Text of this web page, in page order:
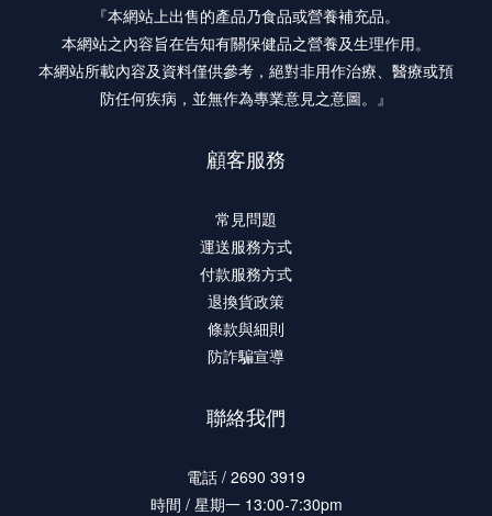
『本網站上出售的產品乃食品或營養補充品。
本網站之內容旨在告知有關保健品之營養及生理作用。
本網站所載內容及資料僅供參考，絕對非用作治療、醫療或預
防任何疾病，並無作為專業意見之意圖。』
顧客服務
常見問題
運送服務方式
付款服務方式
退換貨政策
條款與細則
防詐騙宣導
聯絡我們
電話 / 2690 3919
時間 / 星期一 13:00-7:30pm